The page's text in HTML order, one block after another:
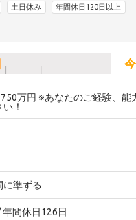
土日休み 年間休日120日以上
万円 ※あなたのご経験、
！
に準ずる
年間休日126日